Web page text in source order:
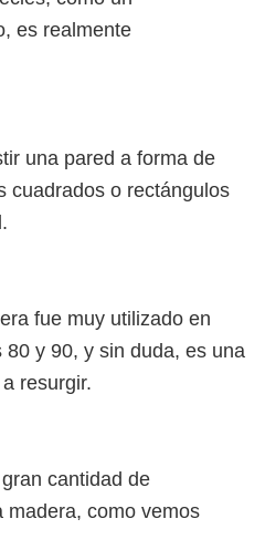
es realmente
una pared a forma de
cuadrados o rectángulos
fue muy utilizado en
y 90, y sin duda, es una
resurgir.
cantidad de
madera, como vemos